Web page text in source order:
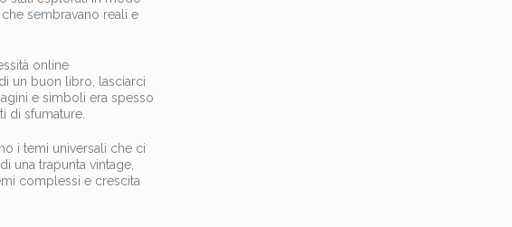
sembravano reali e
online
un buon libro, lasciarci
e simboli era spesso
di sfumature.
i temi universali che ci
una trapunta vintage,
complessi e crescita